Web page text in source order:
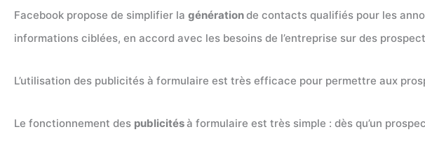
Facebook propose de simplifier la générationde contacts qualifiés pour les
informations ciblées, en accord avec les besoins de l’entreprise sur des
L’utilisation des publicités à formulaire est très efficace pour permettre aux
Le fonctionnement des publicitésà formulaire est très simple : dès qu’un